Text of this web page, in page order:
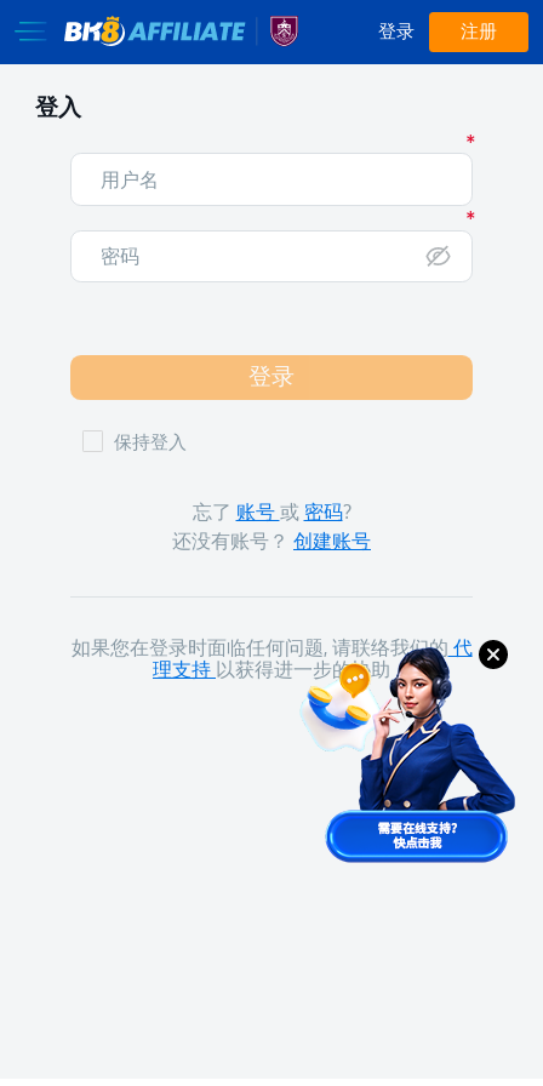
注册
登录
登入
登录
保持登入
忘了 账号 或 密码?
还没有账号？ 创建账号
如果您在登录时面临任何问题, 请联络我们的 代
理支持 以获得进一步的协助